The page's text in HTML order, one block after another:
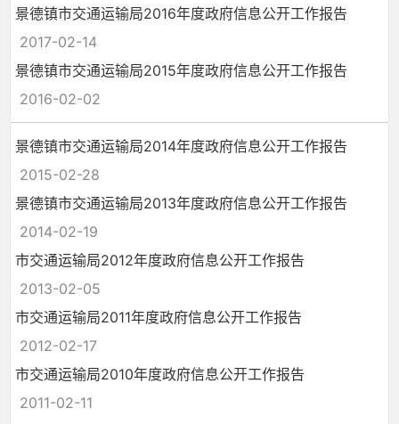
景德镇市交通运输局2016年度政府信息公开工作报告
2017-02-14
景德镇市交通运输局2015年度政府信息公开工作报告
2016-02-02
景德镇市交通运输局2014年度政府信息公开工作报告
2015-02-28
景德镇市交通运输局2013年度政府信息公开工作报告
2014-02-19
市交通运输局2012年度政府信息公开工作报告
2013-02-05
市交通运输局2011年度政府信息公开工作报告
2012-02-17
市交通运输局2010年度政府信息公开工作报告
2011-02-11